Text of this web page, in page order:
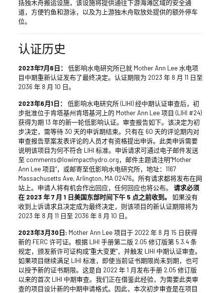
括独木舟搬运设施，该设施将提供通往下游海滩区域的安全通
道，方便钓鱼和游泳，以及为上游独木舟取放处提供的额外停车
位。
认证历史
2023年7月6日：
低影响水电研究所已就 Mother Ann Lee 水电项
目中期重新认证发布了最终决定。认证期限为 2023 年 8 月 11 日至
2036 年 8 月 10 日。
2023年6月1日：
低影响水电研究所 (LIHI) 经中期认证审查后，初
步批准位于肯塔基州肯塔基河上的 Mother Ann Lee 项目 (LIHI #24)
获得为期 13 年的新一轮低影响认证。审查报告如下。该决定为初
步决定，需等待 30 天的申诉期结束。只有在 60 天的评论期内对
审查报告草案发表评论的人员才有资格提出申诉。此类申诉需要
说明该项目为何不符合 LIHI 标准。申诉请求可通过电子邮件发送
至 comments@lowimpacthydro.org，邮件主题请注明“Mother
Ann Lee 项目”，或邮寄至低影响水电研究所，地址：1167
Massachusetts Ave, Arlington, MA 02476。所有请求都将发布在网
站上。申请人将有机会作出回应，任何回应也将公布。 请求必须
在 2023 年 7 月 1 日美国东部时间下午 5 点之前收到。 如果没有
收到上诉请求且决定成为最终决定，则该项目的新认证期限将为
2023 年 8 月 11 日至 2036 年 8 月 10 日。
2023年3月30日: Mother Ann Lee 项目于 2022 年 8 月 15 日获得
新的 FERC 许可证。根据 LIHI 手册第二版 2.05 修订版第 5.3.4 条
规定，颁发新许可证构成“重大变更”，并触发 LIHI 中期认证审查。
如果项目继续满足 LIHI 标准，即使当前证书期限尚未到期，也可
以授予新的证书期限。这是自 2022 年 1 月发布手册 2.05 修订版
以来的首次 LIHI 中期审查。我们正在借鉴此经验，为需要此类审
查的项目设计新的中期申请格式。因此，本次初步审查是在项目